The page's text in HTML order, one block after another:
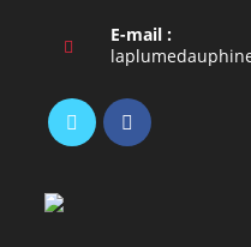
E-mail :
dans
un